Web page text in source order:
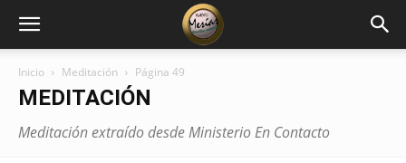
Inicio Meditación Página 49
MEDITACIÓN
Meditación extraído desde Ministerio En Contacto